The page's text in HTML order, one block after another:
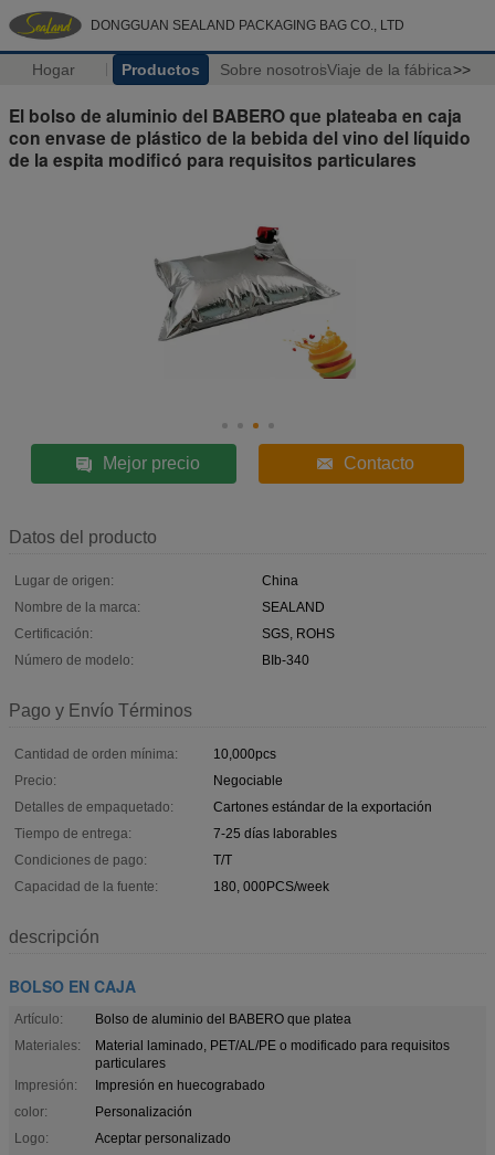
DONGGUAN SEALAND PACKAGING BAG CO., LTD
Hogar Productos Sobre nosotrosViaje de la fábrica>>
El bolso de aluminio del BABERO que plateaba en caja
con envase de plástico de la bebida del vino del líquido
de la espita modificó para requisitos particulares
Mejor precio Contacto
Datos del producto
Lugar de origen:
China
Nombre de la marca:
SEALAND
Certificación:
SGS, ROHS
Número de modelo:
BIb-340
Pago y Envío Términos
Cantidad de orden mínima:
10,000pcs
Precio:
Negociable
Detalles de empaquetado:
Cartones estándar de la exportación
Tiempo de entrega:
7-25 días laborables
Condiciones de pago:
T/T
Capacidad de la fuente:
180, 000PCS/week
descripción
BOLSO EN CAJA
Artículo:
Bolso de aluminio del BABERO que platea
Materiales:
Material laminado, PET/AL/PE o modificado para requisitos
particulares
Impresión:
Impresión en huecograbado
color:
Personalización
Logo:
Aceptar personalizado